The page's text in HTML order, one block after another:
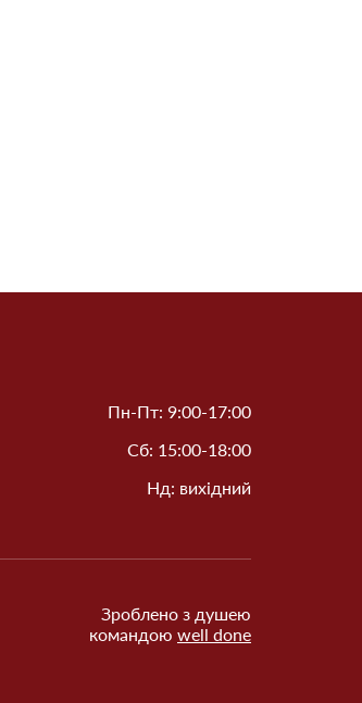
Пн-Пт: 9:00-17:00
Сб: 15:00-18:00
Нд: вихідний
Зроблено з душею
командою well done